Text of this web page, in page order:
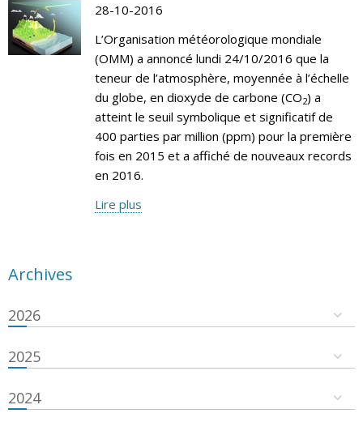
28-10-2016
L’Organisation météorologique mondiale
(OMM) a annoncé lundi 24/10/2016 que la
teneur de l’atmosphère, moyennée à l’échelle
du globe, en dioxyde de carbone (CO2) a
atteint le seuil symbolique et significatif de
400 parties par million (ppm) pour la première
fois en 2015 et a affiché de nouveaux records
en 2016.
Lire plus
Archives
2026
2025
2024